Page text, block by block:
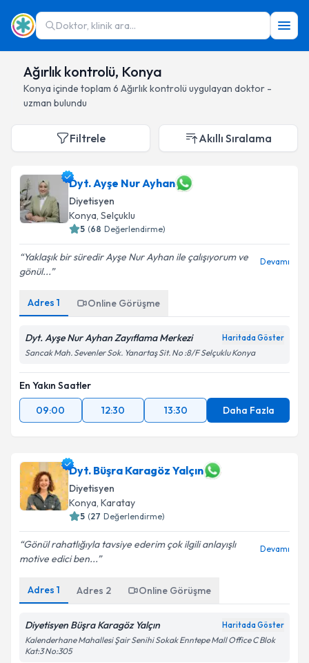
Doktor, klinik ara...
Ağırlık kontrolü, Konya
Konya içinde toplam 6 Ağırlık kontrolü uygulayan doktor -
uzman bulundu
Filtrele Akıllı Sıralama
Dyt. Ayşe Nur Ayhan
Diyetisyen
Konya, Selçuklu
5 (68 Değerlendirme)
Yaklaşık bir süredir Ayşe Nur Ayhan ile çalışıyorum ve
gönül...
Devamı
Adres 1 Online Görüşme
Dyt. Ayşe Nur Ayhan Zayıflama Merkezi Haritada Göster
Sancak Mah. Sevenler Sok. Yanartaş Sit. No :8/F Selçuklu Konya
En Yakın Saatler
09:00
12:30 13:30 Daha Fazla
Dyt. Büşra Karagöz Yalçın
Diyetisyen
Konya, Karatay
5 (27 Değerlendirme)
Gönül rahatlığıyla tavsiye ederim çok ilgili anlayışlı
motive edici ben...
Devamı
Adres 1 Adres 2 Online Görüşme
Diyetisyen Büşra Karagöz Yalçın Haritada Göster
Kalenderhane Mahallesi Şair Senihi Sokak Enntepe Mall Office C Blok
Kat:3 No:305